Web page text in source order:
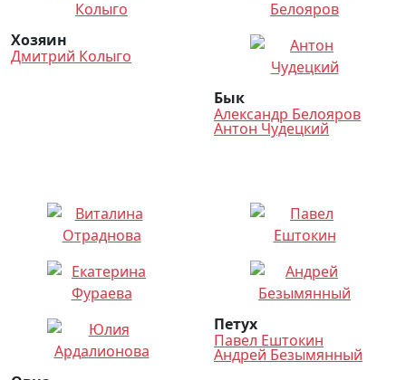
Хозяин
Дмитрий Колыго
Бык
Александр Белояров
Антон Чудецкий
Петух
Павел Ештокин
Андрей Безымянный